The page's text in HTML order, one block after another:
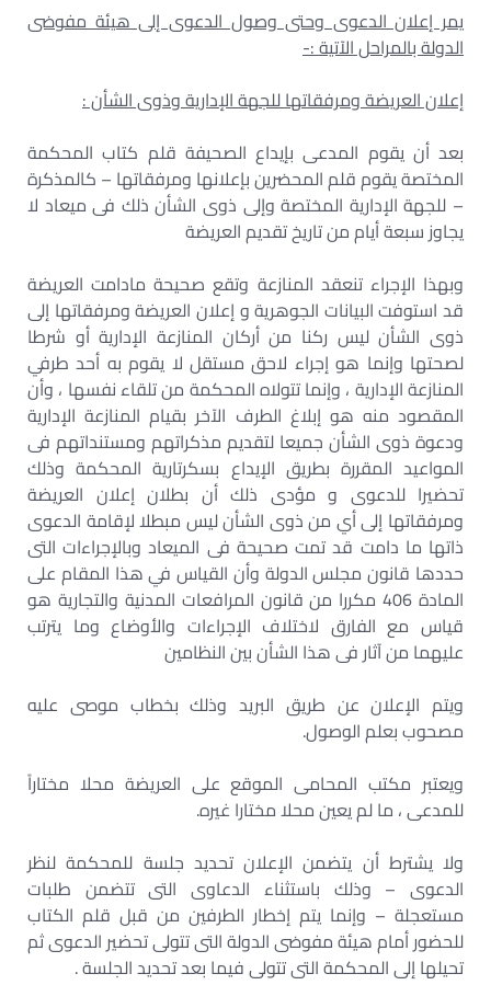
يمر إعلان الدعوى وحتى وصول الدعوى إلى هيئة مفوضى
الدولة بالمراحل الآتية :-
إعلان العريضة ومرفقاتها للجهة الإدارية وذوى الشأن :
بعد أن يقوم المدعى بإيداع الصحيفة قلم كتاب المحكمة
المختصة يقوم قلم المحضرين بإعلانها ومرفقاتها – كالمذكرة
– للجهة الإدارية المختصة وإلى ذوى الشأن ذلك فى ميعاد لا
يجاوز سبعة أيام من تاريخ تقديم العريضة
وبهذا الإجراء تنعقد المنازعة وتقع صحيحة مادامت العريضة
قد استوفت البيانات الجوهرية و إعلان العريضة ومرفقاتها إلى
ذوى الشأن ليس ركنا من أركان المنازعة الإدارية أو شرطا
لصحتها وإنما هو إجراء لاحق مستقل لا يقوم به أحد طرفي
المنازعة الإدارية ، وإنما تتولاه المحكمة من تلقاء نفسها ، وأن
المقصود منه هو إبلاغ الطرف الآخر بقيام المنازعة الإدارية
ودعوة ذوى الشأن جميعا لتقديم مذكراتهم ومستنداتهم فى
المواعيد المقررة بطريق الإيداع بسكرتارية المحكمة وذلك
تحضيرا للدعوى و مؤدى ذلك أن بطلان إعلان العريضة
ومرفقاتها إلى أي من ذوى الشأن ليس مبطلا لإقامة الدعوى
ذاتها ما دامت قد تمت صحيحة فى الميعاد وبالإجراءات التى
حددها قانون مجلس الدولة وأن القياس في هذا المقام على
المادة 406 مكررا من قانون المرافعات المدنية والتجارية هو
قياس مع الفارق لاختلاف الإجراءات والأوضاع وما يترتب
عليهما من آثار فى هذا الشأن بين النظامين
ويتم الإعلان عن طريق البريد وذلك بخطاب موصى عليه
مصحوب بعلم الوصول.
ويعتبر مكتب المحامى الموقع على العريضة محلا مختاراً
للمدعى ، ما لم يعين محلا مختارا غيره.
ولا يشترط أن يتضمن الإعلان تحديد جلسة للمحكمة لنظر
الدعوى – وذلك باستثناء الدعاوى التى تتضمن طلبات
مستعجلة – وإنما يتم إخطار الطرفين من قبل قلم الكتاب
للحضور أمام هيئة مفوضى الدولة التى تتولى تحضير الدعوى ثم
تحيلها إلى المحكمة التى تتولى فيما بعد تحديد الجلسة .